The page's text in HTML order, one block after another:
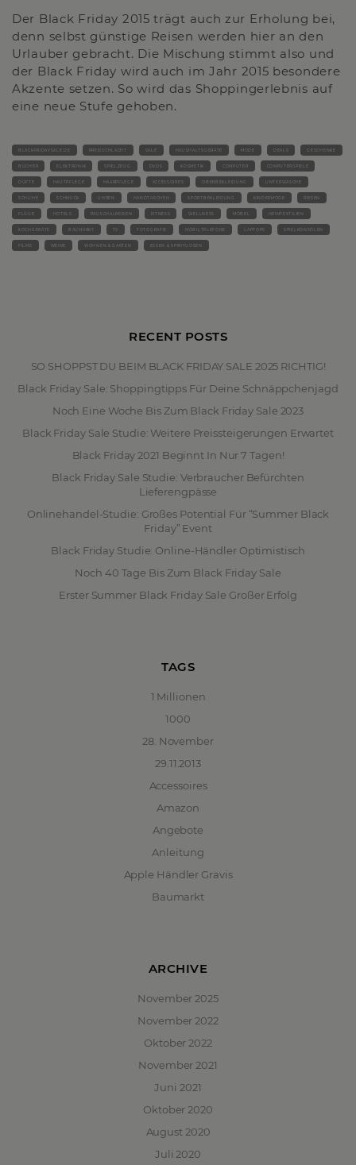
Der Black Friday 2015 trägt auch zur Erholung bei,
denn selbst günstige Reisen werden hier an den
Urlauber gebracht. Die Mischung stimmt also und
der Black Friday wird auch im Jahr 2015 besondere
Akzente setzen. So wird das Shoppingerlebnis auf
eine neue Stufe gehoben.
BLACKFRIDAYSALE.DE PREISSCHLACHT SALE HAUSHALTSGERÄTE MODE DEALS GESCHENKE
BÜCHER ELEKTRONIK SPIELZEUG DVDS KOSMETIK COMPUTER COMPUTERSPIELE
DÜFTE HAUTPFLEGE HAARPFLEGE ACCESSOIRES OBERBEKLEIDUNG UNTERWÄSCHE
SCHUHE SCHMUCK UHREN HANDTASCHEN SPORTBEKLEIDUNG KINDERMODE REISEN
FLÜGE HOTELS PAUSCHALREISEN FITNESS WELLNESS MÖBEL HEIMTEXTILIEN
KOCHGERÄTE BAUMARKT TV FOTOGRAFIE MOBILTELEFONE LAPTOPS SPIELKONSOLEN
FILME WEINE WOHNEN & GARTEN ESSEN & SPIRITUOSEN
RECENT POSTS
SO SHOPPST DU BEIM BLACK FRIDAY SALE 2025 RICHTIG!
Black Friday Sale: Shoppingtipps Für Deine Schnäppchenjagd
Noch Eine Woche Bis Zum Black Friday Sale 2023
Black Friday Sale Studie: Weitere Preissteigerungen Erwartet
Black Friday 2021 Beginnt In Nur 7 Tagen!
Black Friday Sale Studie: Verbraucher Befürchten
Lieferengpässe
Onlinehandel-Studie: Großes Potential Für “Summer Black
Friday” Event
Black Friday Studie: Online-Händler Optimistisch
Noch 40 Tage Bis Zum Black Friday Sale
Erster Summer Black Friday Sale Großer Erfolg
TAGS
1 Millionen
1000
28. November
29.11.2013
Accessoires
Amazon
Angebote
Anleitung
Apple Händler Gravis
Baumarkt
ARCHIVE
November 2025
November 2022
Oktober 2022
November 2021
Juni 2021
Oktober 2020
August 2020
Juli 2020